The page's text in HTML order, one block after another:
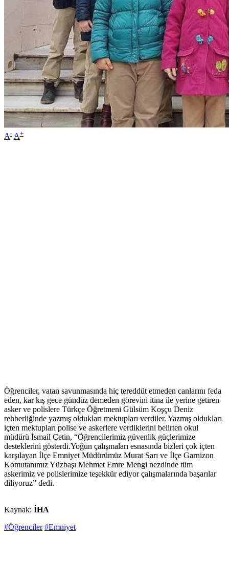
A- A+
Öğrenciler, vatan savunmasında hiç tereddüt etmeden canlarını feda
eden, kar kış gece gündüz demeden görevini itina ile yerine getiren
asker ve polislere Türkçe Öğretmeni Gülsüm Koşçu Deniz
rehberliğinde yazmış oldukları mektupları verdiler. Yazmış oldukları
içten mektupları polise ve askerlere verdiklerini belirten okul
müdürü İsmail Çetin, “Öğrencilerimiz güvenlik güçlerimize
desteklerini gösterdi.Yoğun çalışmaları esnasında bizleri çok içten
karşılayan İlçe Emniyet Müdürümüz Murat Sarı ve İlçe Garnizon
Komutanımız Yüzbaşı Mehmet Emre Mengi nezdinde tüm
askerimiz ve polislerimize teşekkür ediyor çalışmalarında başarılar
diliyoruz” dedi.
Kaynak: İHA
#Öğrenciler #Emniyet